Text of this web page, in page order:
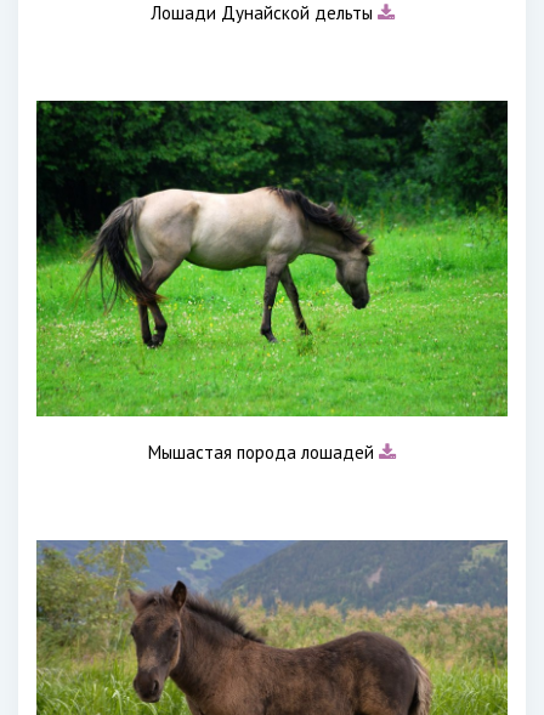
Лошади Дунайской дельты
Мышастая порода лошадей